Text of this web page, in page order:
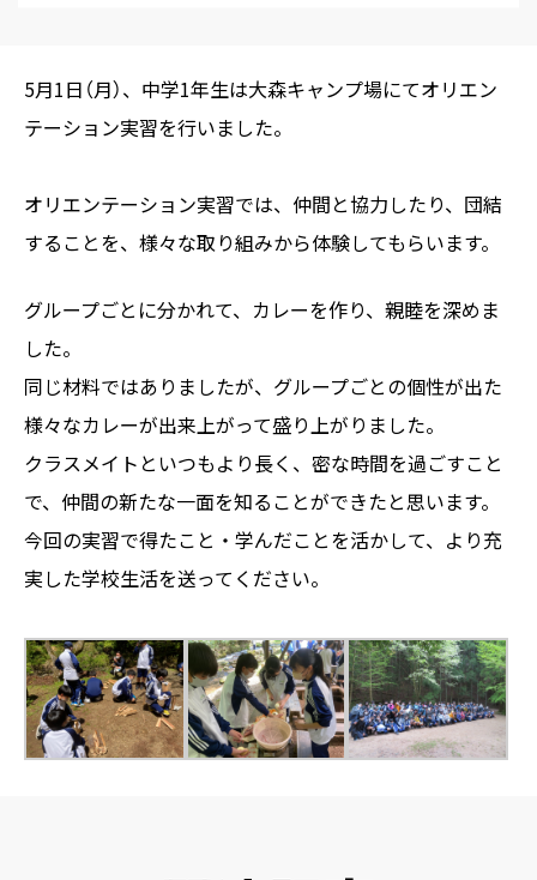
5月1日（月）、中学1年生は大森キャンプ場にてオリエン
テーション実習を行いました。
オリエンテーション実習では、仲間と協力したり、団結
することを、様々な取り組みから体験してもらいます。
グループごとに分かれて、カレーを作り、親睦を深めま
した。
同じ材料ではありましたが、グループごとの個性が出た
様々なカレーが出来上がって盛り上がりました。
クラスメイトといつもより長く、密な時間を過ごすこと
で、仲間の新たな一面を知ることができたと思います。
今回の実習で得たこと・学んだことを活かして、より充
実した学校生活を送ってください。